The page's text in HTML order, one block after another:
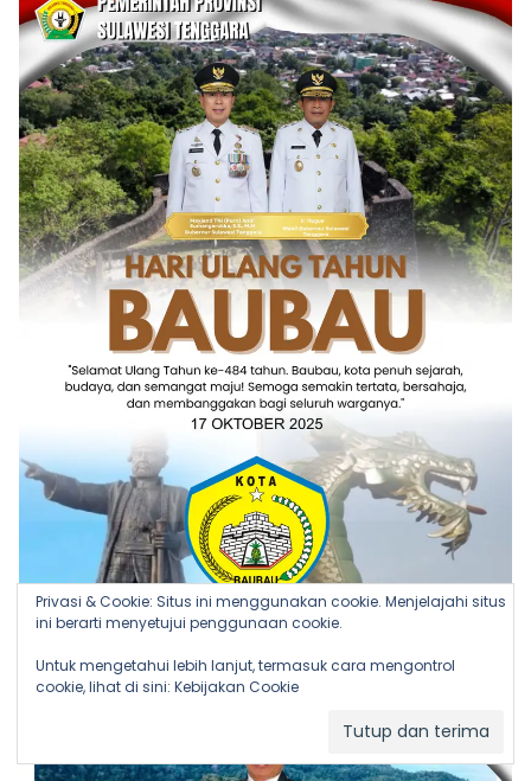
Privasi & Cookie: Situs ini menggunakan cookie. Menjelajahi situs
ini berarti menyetujui penggunaan cookie.
Untuk mengetahui lebih lanjut, termasuk cara mengontrol
cookie, lihat di sini: Kebijakan Cookie